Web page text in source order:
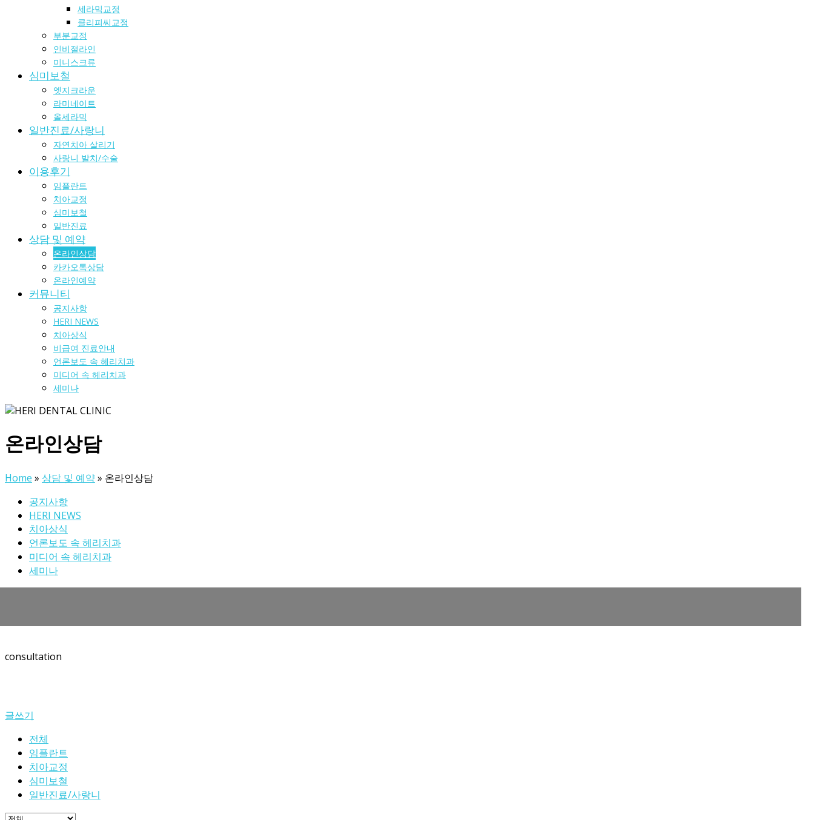
세라믹교정
클리피씨교정
부분교정
인비절라인
미니스크류
심미보철
엣지크라운
라미네이트
올세라믹
일반진료/사랑니
자연치아 살리기
사랑니 발치/수술
이용후기
임플란트
치아교정
심미보철
일반진료
상담 및 예약
온라인상담
카카오톡상담
온라인예약
커뮤니티
공지사항
HERI NEWS
치아상식
비급여 진료안내
언론보도 속 헤리치과
미디어 속 헤리치과
세미나
온라인상담
Home » 상담 및 예약» 온라인상담
공지사항
HERI NEWS
치아상식
언론보도 속 헤리치과
미디어 속 헤리치과
세미나
consultation
글쓰기
전체
임플란트
치아교정
심미보철
일반진료/사랑니